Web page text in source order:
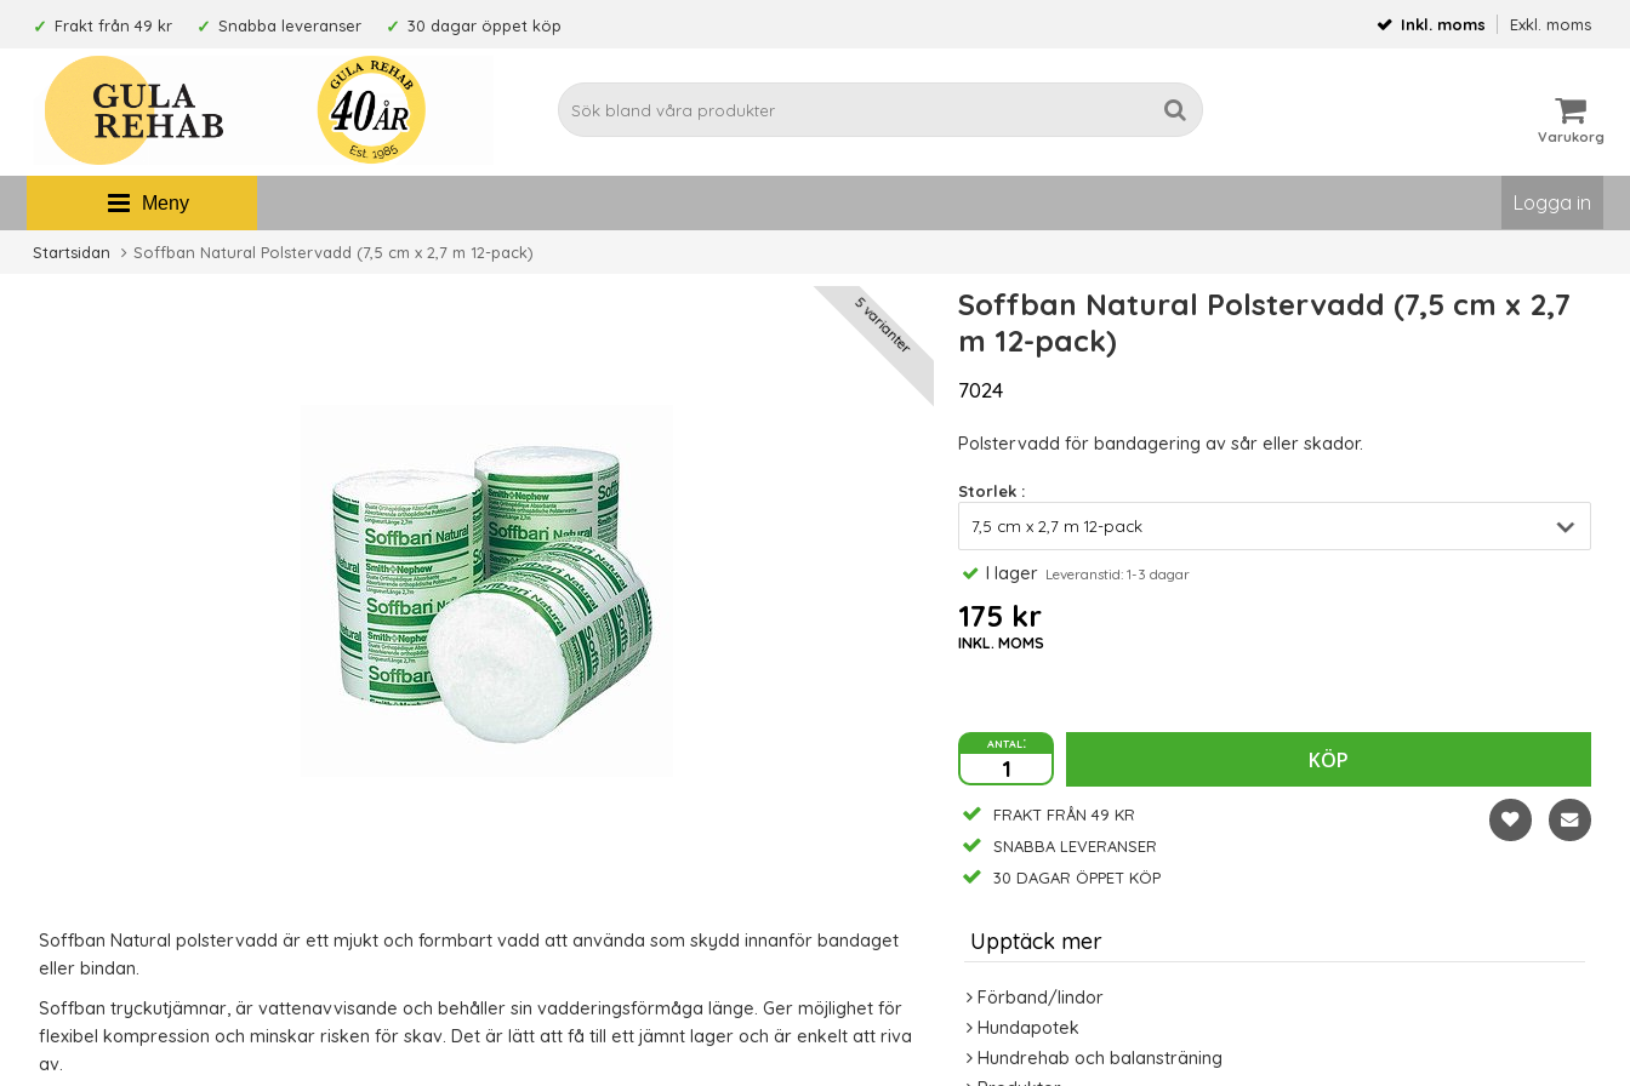
Frakt från 49 kr Snabba leveranser 30 dagar öppet köp Inkl. moms Exkl. moms
Varukorg
Meny Logga in
Startsidan Soffban Natural Polstervadd (7,5 cm x 2,7 m 12-pack)
5 varianter
Soffban Natural Polstervadd (7,5 cm x 2,7
m 12-pack)
7024
Polstervadd för bandagering av sår eller skador.
Storlek :
I lagerLeveranstid: 1-3 dagar
175 kr
INKL. MOMS
antal:
KÖP
FRAKT FRÅN 49 KR
SNABBA LEVERANSER
30 DAGAR ÖPPET KÖP
Soffban Natural polstervadd är ett mjukt och formbart vadd att använda som skydd innanför bandaget
eller bindan.
Soffban tryckutjämnar, är vattenavvisande och behåller sin vadderingsförmåga länge. Ger möjlighet för
flexibel kompression och minskar risken för skav. Det är lätt att få till ett jämnt lager och är enkelt att riva
av.
Upptäck mer
Förband/lindor
Hundapotek
Hundrehab och balansträning